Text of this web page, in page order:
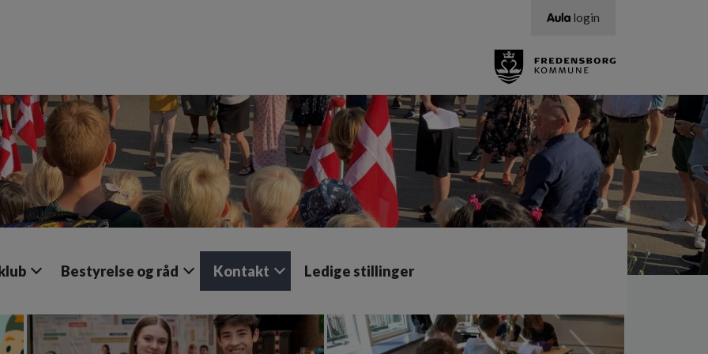
login
Bestyrelse og råd Kontakt Ledige stillinger